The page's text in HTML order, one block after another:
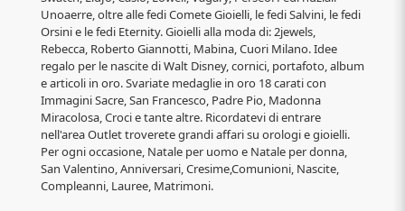
Unoaerre, oltre alle fedi Comete Gioielli, le fedi Salvini, le fedi
Orsini e le fedi Eternity. Gioielli alla moda di: 2jewels,
Rebecca, Roberto Giannotti, Mabina, Cuori Milano. Idee
regalo per le nascite di Walt Disney, cornici, portafoto, album
e articoli in oro. Svariate medaglie in oro 18 carati con
Immagini Sacre, San Francesco, Padre Pio, Madonna
Miracolosa, Croci e tante altre. Ricordatevi di entrare
nell'area Outlet troverete grandi affari su orologi e gioielli.
Per ogni occasione, Natale per uomo e Natale per donna,
San Valentino, Anniversari, Cresime,Comunioni, Nascite,
Compleanni, Lauree, Matrimoni.